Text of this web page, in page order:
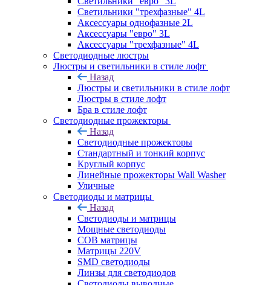
Светильники "трехфазные" 4L
Аксессуары однофазные 2L
Аксессуары "евро" 3L
Аксессуары "трехфазные" 4L
Светодиодные люстры
Люстры и светильники в стиле лофт
Назад
Люстры и светильники в стиле лофт
Люстры в стиле лофт
Бра в стиле лофт
Светодиодные прожекторы
Назад
Светодиодные прожекторы
Стандартный и тонкий корпус
Круглый корпус
Линейные прожекторы Wall Washer
Уличные
Светодиоды и матрицы
Назад
Светодиоды и матрицы
Мощные светодиоды
COB матрицы
Матрицы 220V
SMD светодиоды
Линзы для светодиодов